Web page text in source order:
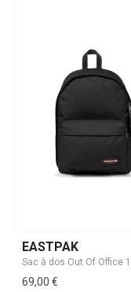
EASTPAK
69,00 €